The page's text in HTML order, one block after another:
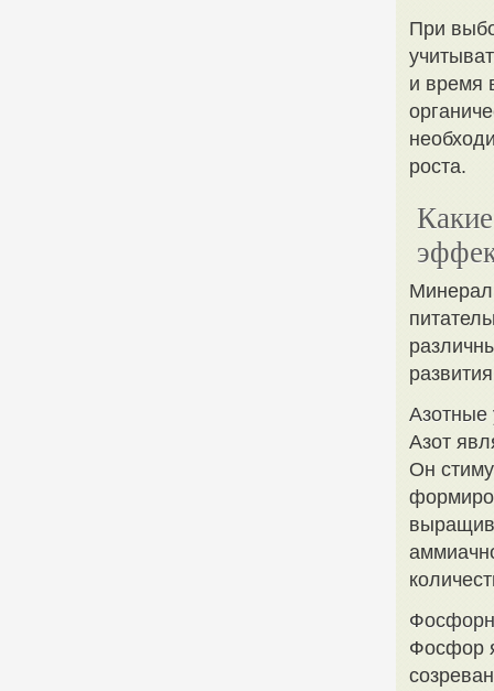
При
и время
роста.
Азотные
Азот
Он
Фосфор